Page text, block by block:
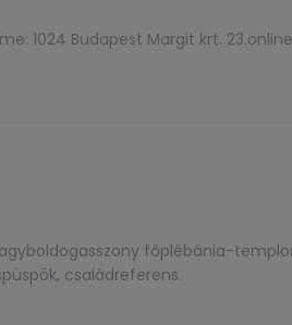
1024 Budapest Margit krt.
főplébánia-
családreferens.